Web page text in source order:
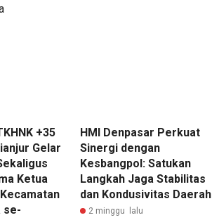
+35
Gelar
Ketua
se-
HMI Denpasar Perkuat
Sinergi dengan
Kesbangpol: Satukan
Langkah Jaga Stabilitas
dan Kondusivitas Daerah
2 minggu lalu